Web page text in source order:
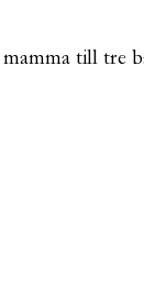
till tre